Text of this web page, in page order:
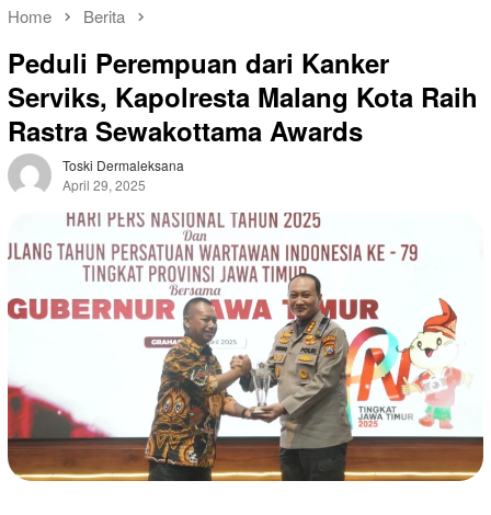
Home Berita
Peduli Perempuan dari Kanker
Serviks, Kapolresta Malang Kota Raih
Rastra Sewakottama Awards
Toski Dermaleksana
April 29, 2025